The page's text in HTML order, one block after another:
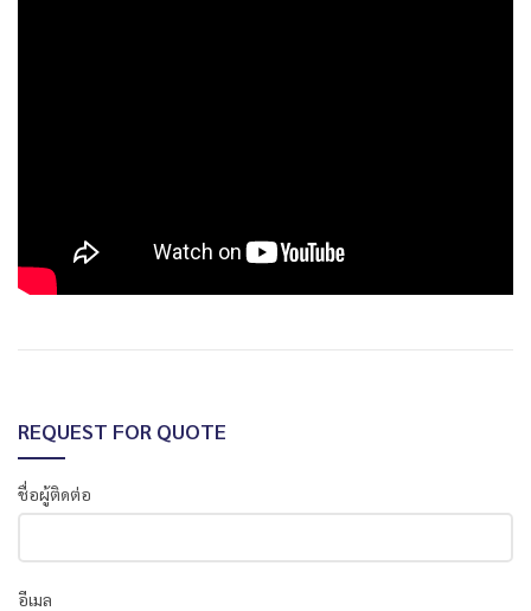
REQUEST FOR QUOTE
ชื่อผู้ติดต่อ
อีเมล